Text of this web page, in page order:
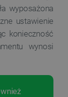
wyposażona
ustawienie
konieczność
wynosi